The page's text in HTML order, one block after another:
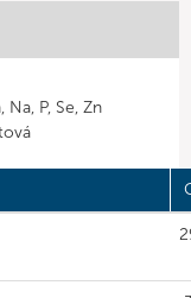
Na, P, Se, Zn